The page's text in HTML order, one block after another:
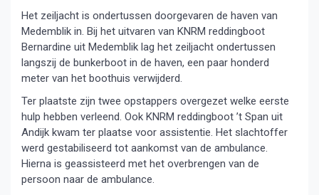
Het zeiljacht is ondertussen doorgevaren de haven van
Medemblik in. Bij het uitvaren van KNRM reddingboot
Bernardine uit Medemblik lag het zeiljacht ondertussen
langszij de bunkerboot in de haven, een paar honderd
meter van het boothuis verwijderd.
Ter plaatste zijn twee opstappers overgezet welke eerste
hulp hebben verleend. Ook KNRM reddingboot ’t Span uit
Andijk kwam ter plaatse voor assistentie. Het slachtoffer
werd gestabiliseerd tot aankomst van de ambulance.
Hierna is geassisteerd met het overbrengen van de
persoon naar de ambulance.